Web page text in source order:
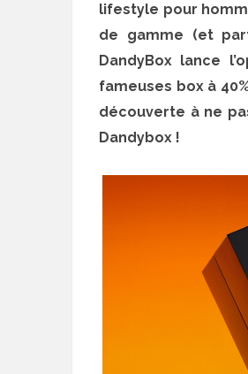
lifestyle pour
de gamme (et
DandyBox lance
fameuses box à
découverte à ne
Dandybox !